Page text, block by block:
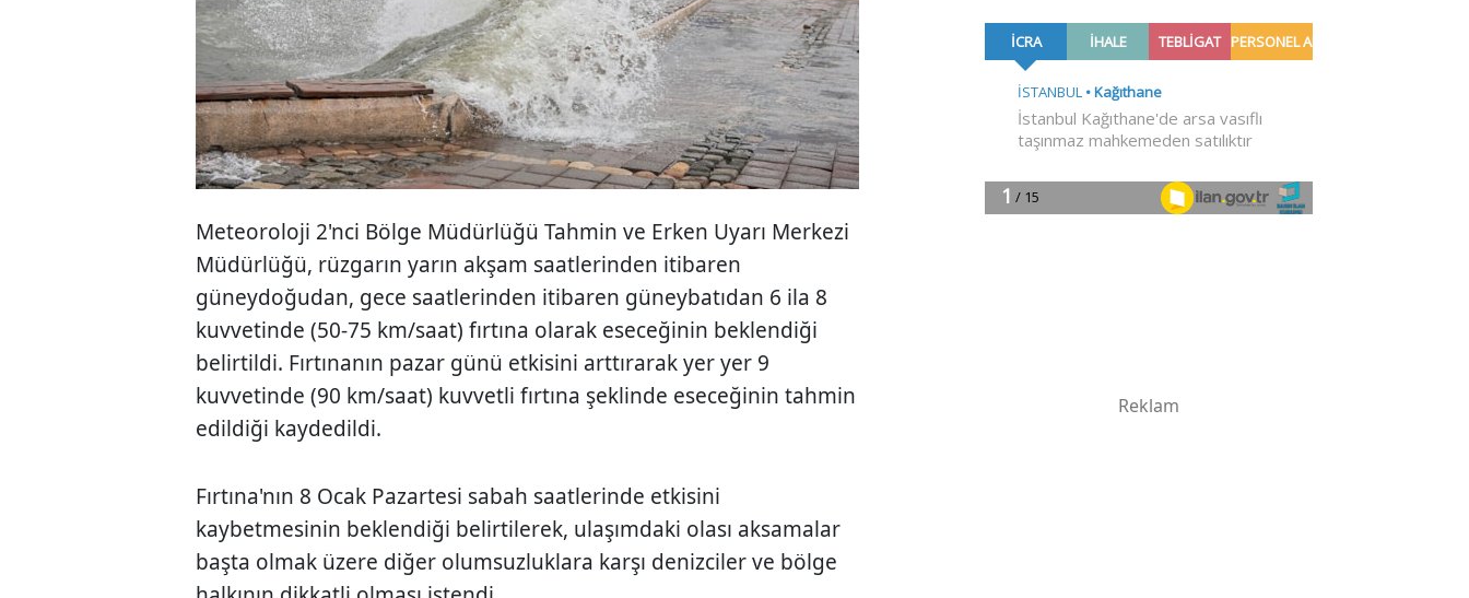
Meteoroloji 2'nci Bölge Müdürlüğü Tahmin ve Erken Uyarı Merkezi
Müdürlüğü, rüzgarın yarın akşam saatlerinden itibaren
güneydoğudan, gece saatlerinden itibaren güneybatıdan 6 ila 8
kuvvetinde (50-75 km/saat) fırtına olarak eseceğinin beklendiği
belirtildi. Fırtınanın pazar günü etkisini arttırarak yer yer 9
kuvvetinde (90 km/saat) kuvvetli fırtına şeklinde eseceğinin tahmin
edildiği kaydedildi.
Fırtına'nın 8 Ocak Pazartesi sabah saatlerinde etkisini
kaybetmesinin beklendiği belirtilerek, ulaşımdaki olası aksamalar
başta olmak üzere diğer olumsuzluklara karşı denizciler ve bölge